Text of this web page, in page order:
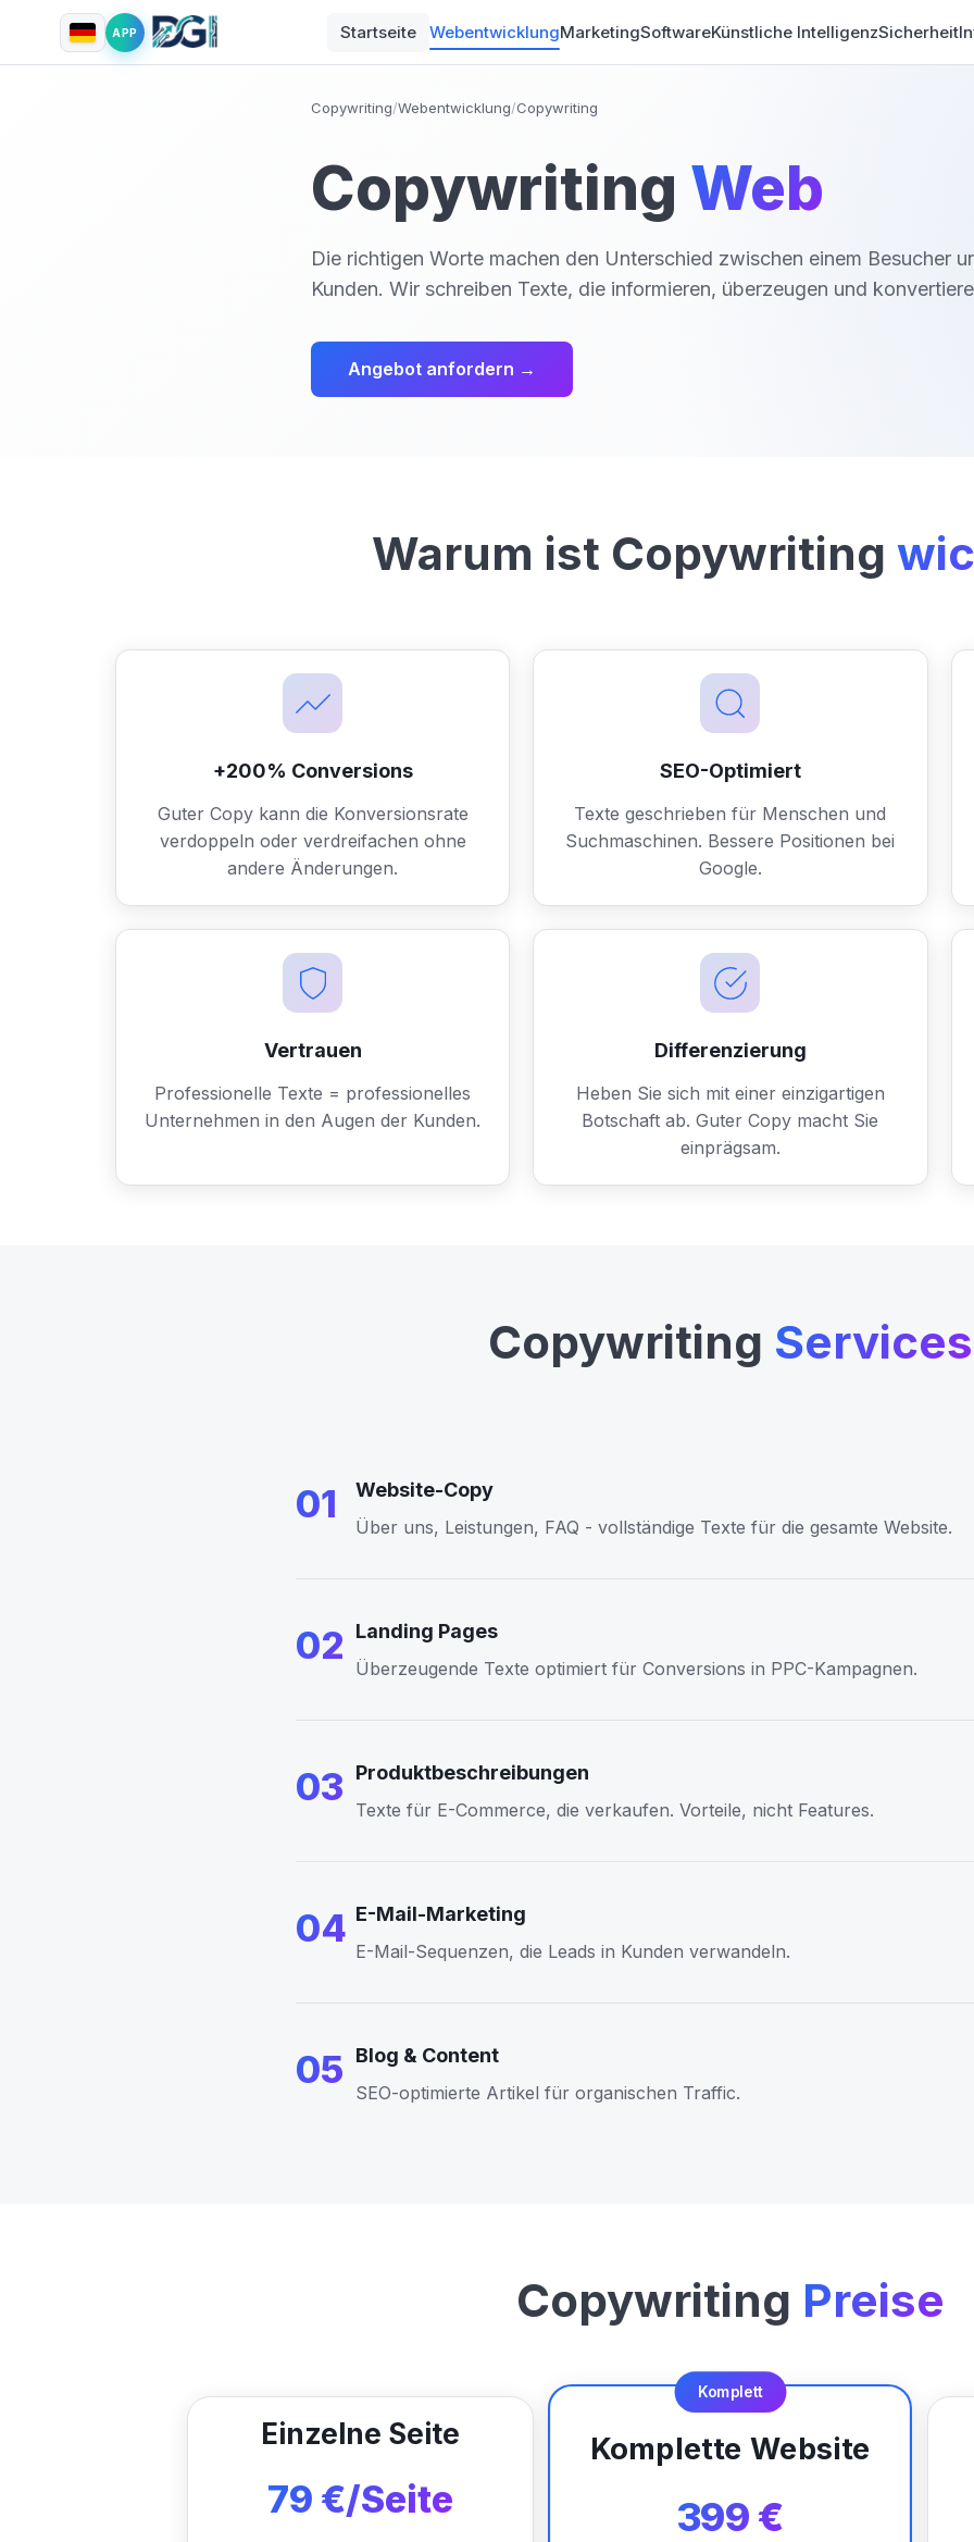
APP Startseite WebentwicklungMarketingSoftwareKünstliche IntelligenzSicherheit
Copywriting/Webentwicklung/Copywriting
Copywriting Web
Die richtigen Worte machen den Unterschied zwischen einem Besucher
Kunden. Wir schreiben Texte, die informieren, überzeugen und
Angebot anfordern →
Warum ist Copywriting
+200% Conversions
Guter Copy kann die Konversionsrate
verdoppeln oder verdreifachen ohne
andere Änderungen.
SEO-Optimiert
Texte geschrieben für Menschen und
Suchmaschinen. Bessere Positionen bei
Google.
Vertrauen
Professionelle Texte = professionelles
Unternehmen in den Augen der Kunden.
Differenzierung
Heben Sie sich mit einer einzigartigen
Botschaft ab. Guter Copy macht Sie
einprägsam.
Copywriting Services
01 Website-Copy
Über uns, Leistungen, FAQ - vollständige Texte für die gesamte Website.
02 Landing Pages
Überzeugende Texte optimiert für Conversions in PPC-Kampagnen.
03 Produktbeschreibungen
Texte für E-Commerce, die verkaufen. Vorteile, nicht Features.
04 E-Mail-Marketing
E-Mail-Sequenzen, die Leads in Kunden verwandeln.
05 Blog & Content
SEO-optimierte Artikel für organischen Traffic.
Copywriting Preise
Einzelne Seite
79 €/Seite
Komplett
Komplette Website
399 €